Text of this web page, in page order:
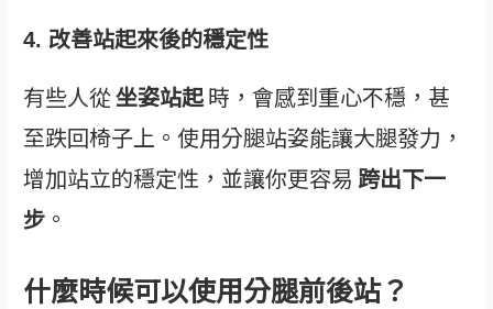
4. 改善站起來後的穩定性
有些人從坐姿站起時，會感到重心不穩，甚
至跌回椅子上。使用分腿站姿能讓大腿發力，
增加站立的穩定性，並讓你更容易 跨出下一
步 。
什麼時候可以使用分腿前後站？